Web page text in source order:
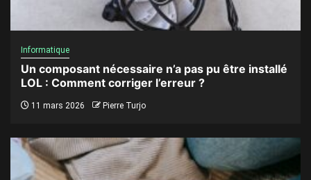
Informatique
Un composant nécessaire n’a pas pu être installé
LOL : Comment corriger l’erreur ?
11 mars 2026 Pierre Turjo